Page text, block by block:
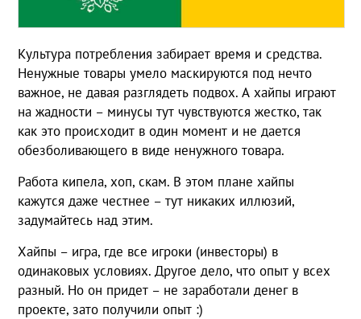
Культура потребления забирает время и средства.
Ненужные товары умело маскируются под нечто
важное, не давая разглядеть подвох. А хайпы играют
на жадности – минусы тут чувствуются жестко, так
как это происходит в один момент и не дается
обезболивающего в виде ненужного товара.
Работа кипела, хоп, скам. В этом плане хайпы
кажутся даже честнее – тут никаких иллюзий,
задумайтесь над этим.
Хайпы – игра, где все игроки (инвесторы) в
одинаковых условиях. Другое дело, что опыт у всех
разный. Но он придет – не заработали денег в
проекте, зато получили опыт :)